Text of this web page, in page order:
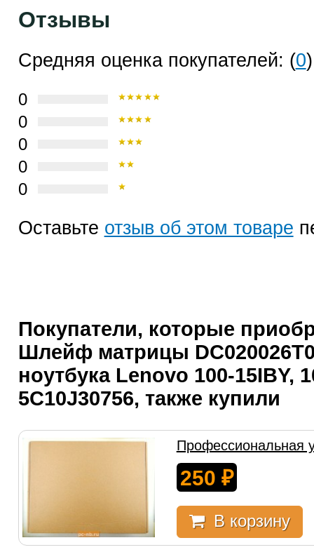
Отзывы
Средняя оценка покупателей: (0)
0
0
0
0
0
Оставьте отзыв об этом товаре
Покупатели, которые
Шлейф матрицы
ноутбука Lenovo 100-15IBY,
5C10J30756, также купили
Профессиональная
250 ₽
В корзину